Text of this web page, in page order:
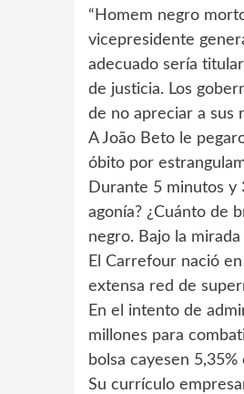
“Homem negro
vicepresidente
adecuado sería
de justicia. Los
de no apreciar a sus
A João Beto le
óbito por
Durante 5 minutos y
agonía? ¿Cuánto de
negro. Bajo la
El Carrefour nació
extensa red de
En el intento de
millones para
bolsa cayesen
Su currículo